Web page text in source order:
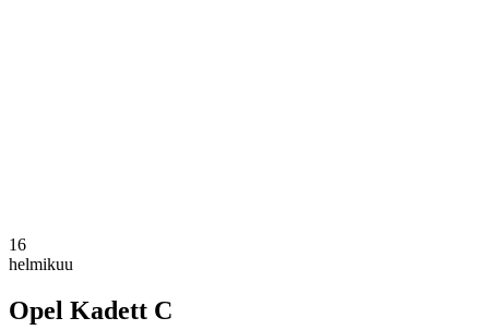
16
helmikuu
Opel Kadett C